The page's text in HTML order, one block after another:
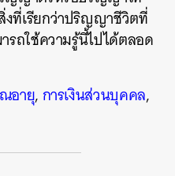
งที่เรียกว่าปริญญาชีวิตที่
รถใช้ความรู้นี้ไปได้ตลอด
อายุ,การเงินส่วนบุคคล,